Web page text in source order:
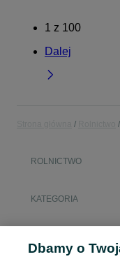
1 z 100
Dalej
ROLNICTWO
KATEGORIA
Dbamy o